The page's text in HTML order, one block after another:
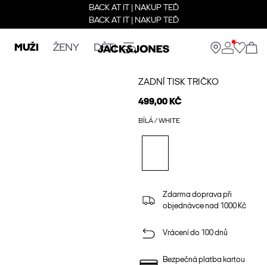
BACK AT IT | NAKUP TEĎ
BACK AT IT | NAKUP TEĎ
MUŽI ŽENY DĚTI
ZADNÍ TISK TRIČKO
499,00 KČ
BÍLÁ / WHITE
Zdarma doprava při
objednávce nad 1000 Kč
Vrácení do 100 dnů
Bezpečná platba kartou